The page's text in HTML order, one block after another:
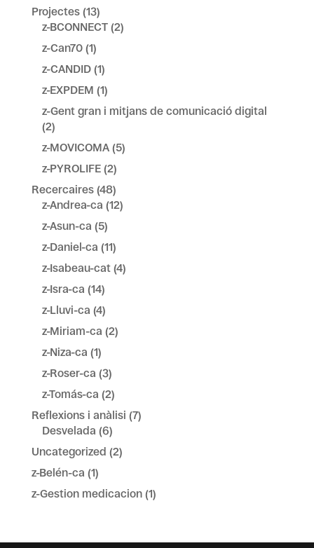
Projectes(13)
z-BCONNECT(2)
z-Can70(1)
z-CANDID(1)
z-EXPDEM (1)
z-Gent gran i mitjans de comunicació digital
(2)
z-MOVICOMA(5)
z-PYROLIFE(2)
Recercaires(48)
z-Andrea-ca (12)
z-Asun-ca (5)
z-Daniel-ca (11)
z-Isabeau-cat(4)
z-Isra-ca (14)
z-Lluvi-ca (4)
z-Miriam-ca (2)
z-Niza-ca (1)
z-Roser-ca (3)
z-Tomás-ca (2)
Reflexions i anàlisi (7)
Desvelada (6)
Uncategorized (2)
z-Belén-ca (1)
z-Gestion medicacion(1)